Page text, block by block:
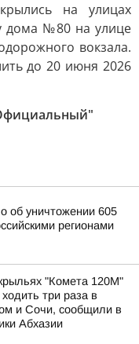
на улицах
дома №80 на улице
вокзала.
до 20 июня 2026
об уничтожении 605
регионами
"Комета 120М"
три раза в
и Сочи, сообщили в
Абхазии